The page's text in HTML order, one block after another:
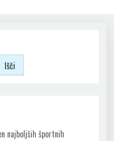
Išči
najboljših športnih